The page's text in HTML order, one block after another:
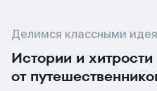
Делимся классными
Истории и хитрости
от